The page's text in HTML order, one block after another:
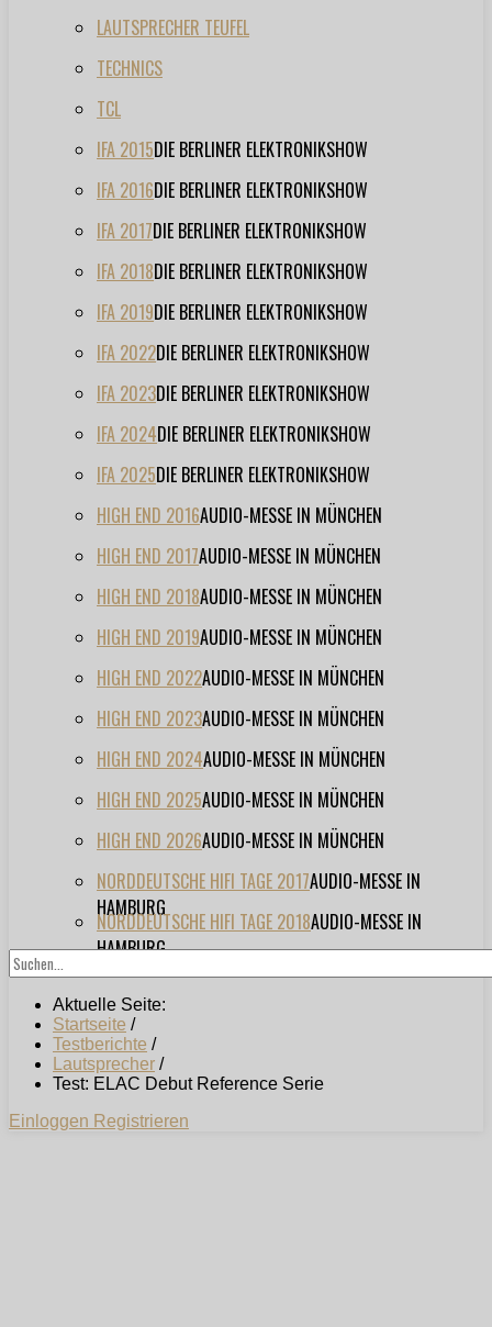
LAUTSPRECHER TEUFEL
TECHNICS
TCL
IFA 2015DIE BERLINER ELEKTRONIKSHOW
IFA 2016DIE BERLINER ELEKTRONIKSHOW
IFA 2017DIE BERLINER ELEKTRONIKSHOW
IFA 2018DIE BERLINER ELEKTRONIKSHOW
IFA 2019DIE BERLINER ELEKTRONIKSHOW
IFA 2022DIE BERLINER ELEKTRONIKSHOW
IFA 2023DIE BERLINER ELEKTRONIKSHOW
IFA 2024DIE BERLINER ELEKTRONIKSHOW
IFA 2025DIE BERLINER ELEKTRONIKSHOW
HIGH END 2016AUDIO-MESSE IN MÜNCHEN
HIGH END 2017AUDIO-MESSE IN MÜNCHEN
HIGH END 2018AUDIO-MESSE IN MÜNCHEN
HIGH END 2019AUDIO-MESSE IN MÜNCHEN
HIGH END 2022AUDIO-MESSE IN MÜNCHEN
HIGH END 2023AUDIO-MESSE IN MÜNCHEN
HIGH END 2024AUDIO-MESSE IN MÜNCHEN
HIGH END 2025AUDIO-MESSE IN MÜNCHEN
HIGH END 2026AUDIO-MESSE IN MÜNCHEN
NORDDEUTSCHE HIFI TAGE 2017AUDIO-MESSE IN
HAMBURG
NORDDEUTSCHE HIFI TAGE 2018AUDIO-MESSE IN
HAMBURG
Aktuelle Seite:
Startseite /
Testberichte /
Lautsprecher /
Test: ELAC Debut Reference Serie
Einloggen Registrieren